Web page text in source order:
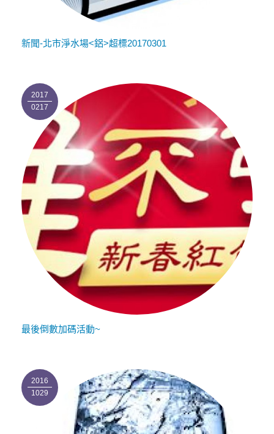
新聞-北市淨水場<鋁>超標20170301
2017
0217
最後倒數加碼活動~
2016
1029